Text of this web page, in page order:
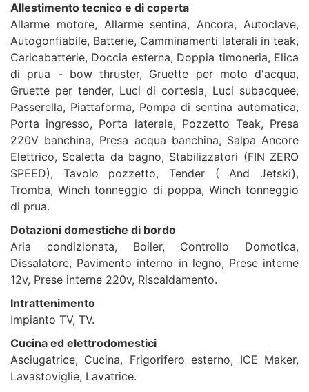
Allestimento tecnico e di coperta
Allarme motore, Allarme sentina, Ancora, Autoclave,
Autogonfiabile, Batterie, Camminamenti laterali in teak,
Caricabatterie, Doccia esterna, Doppia timoneria, Elica
di prua - bow thruster, Gruette per moto d'acqua,
Gruette per tender, Luci di cortesia, Luci subacquee,
Passerella, Piattaforma, Pompa di sentina automatica,
Porta ingresso, Porta laterale, Pozzetto Teak, Presa
220V banchina, Presa acqua banchina, Salpa Ancore
Elettrico, Scaletta da bagno, Stabilizzatori (FIN ZERO
SPEED), Tavolo pozzetto, Tender ( And Jetski),
Tromba, Winch tonneggio di poppa, Winch tonneggio
di prua.
Dotazioni domestiche di bordo
Aria condizionata, Boiler, Controllo Domotica,
Dissalatore, Pavimento interno in legno, Prese interne
12v, Prese interne 220v, Riscaldamento.
Intrattenimento
Impianto TV, TV.
Cucina ed elettrodomestici
Asciugatrice, Cucina, Frigorifero esterno, ICE Maker,
Lavastoviglie, Lavatrice.